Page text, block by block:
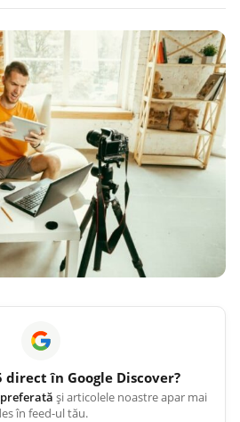
direct în Google Discover?
și articolele noastre apar mai
în feed-ul tău.